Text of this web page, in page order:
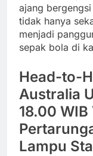
ajang
tidak hanya
menjadi
sepak bola di
Head-to-
Australia
18.00
Lampu